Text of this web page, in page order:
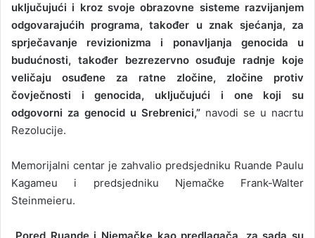
uključujući i kroz svoje obrazovne sisteme razvijanjem
odgovarajućih programa, također u znak sjećanja, za
sprječavanje revizionizma i ponavljanja genocida u
budućnosti, također bezrezervno osuđuje radnje koje
veličaju osuđene za ratne zločine, zločine protiv
čovječnosti i genocida, uključujući i one koji su
odgovorni za genocid u Srebrenici,” navodi se u nacrtu
Rezolucije.
Memorijalni centar je zahvalio predsjedniku Ruande Paulu
Kagameu i predsjedniku Njemačke Frank-Walter
Steinmeieru.